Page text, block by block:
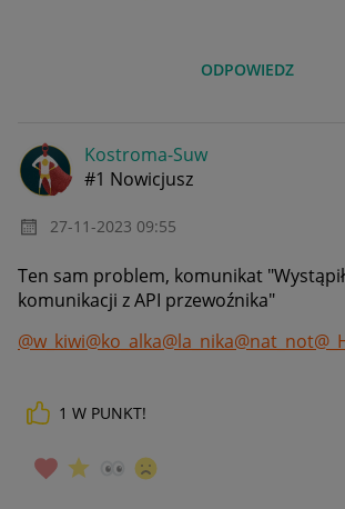
ODPOWIEDZ
Kostroma-Suw
#1 Nowicjusz
‎27-11-2023 09:55
Ten sam problem, komunikat "
komunikacji z API przewoźnika"
@w_kiwi@ko_alka@la_nika@nat_not
1 W PUNKT!